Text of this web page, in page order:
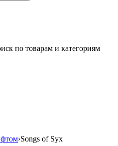
по товарам и категориям
›Songs of Syx